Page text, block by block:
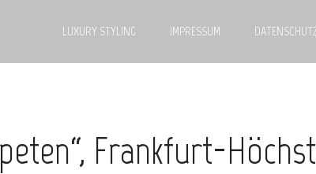
LUXURY STYLING IMPRESSUM
Frankfurt-Höchst